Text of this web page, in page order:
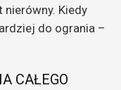
nierówny. Kiedy
do ogrania –
CAŁEGO